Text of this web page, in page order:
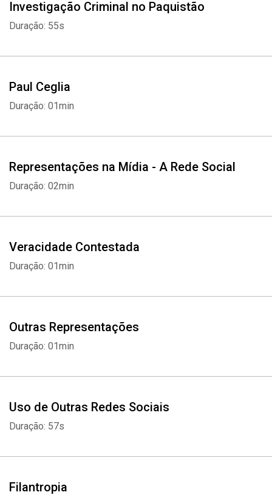
Investigação Criminal no Paquistão
Duração: 55s
Paul Ceglia
Duração: 01min
Representações na Mídia - A Rede Social
Duração: 02min
Veracidade Contestada
Duração: 01min
Outras Representações
Duração: 01min
Uso de Outras Redes Sociais
Duração: 57s
Filantropia